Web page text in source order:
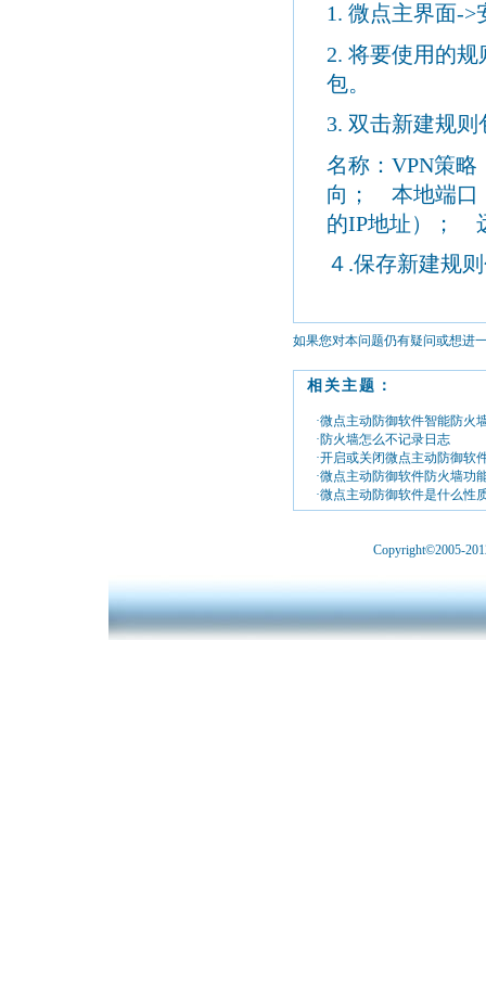
1. 微点主界面->
2. 将要使用的规
包。
3. 双击新建规
名称： VPN策
向； 本地端口
的IP地址）；
４ .保存新建规
如果您对本问题仍有疑问或想进
相关主题：
·微点主动防御软件智能防火
·防火墙怎么不记录日志
·开启或关闭微点主动防御软
·微点主动防御软件防火墙功
·微点主动防御软件是什么性
Copyright©2005-